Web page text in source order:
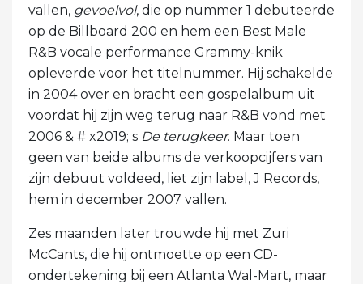
vallen, gevoelvol, die op nummer 1 debuteerde
op de Billboard 200 en hem een ​​Best Male
R&B vocale performance Grammy-knik
opleverde voor het titelnummer. Hij schakelde
in 2004 over en bracht een gospelalbum uit
voordat hij zijn weg terug naar R&B vond met
2006 & # x2019; s De terugkeer. Maar toen
geen van beide albums de verkoopcijfers van
zijn debuut voldeed, liet zijn label, J Records,
hem in december 2007 vallen.
Zes maanden later trouwde hij met Zuri
McCants, die hij ontmoette op een CD-
ondertekening bij een Atlanta Wal-Mart, maar